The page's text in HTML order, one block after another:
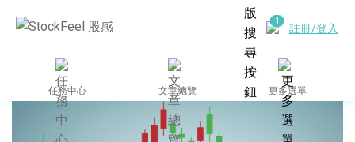
註冊/登入
任務中心 文章總覽 更多選單